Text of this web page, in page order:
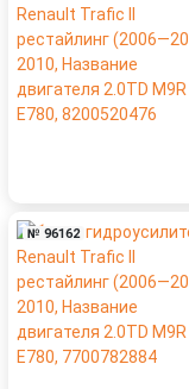
№ 96162